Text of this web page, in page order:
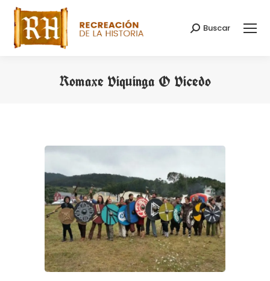
Buscar:
Buscar
Romaxe Viquinga O Vicedo